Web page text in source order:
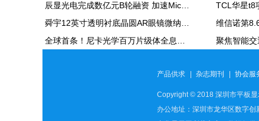
TCL华星t8
产品供求 杂志期刊 协会服
Copyright © 2018 深圳市平板
办公地址：深圳市龙华区数字